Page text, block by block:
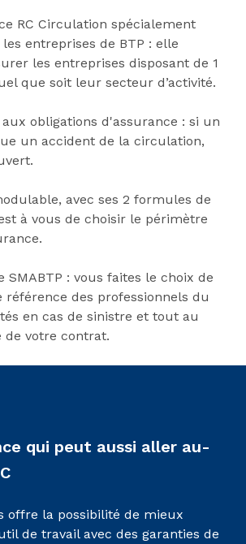
RC Circulation spécialement
entreprises de BTP : elle
les entreprises disposant de 1
que soit leur secteur d’activité.
obligations d'assurance : si un
un accident de la circulation,
avec ses 2 formules de
à vous de choisir le périmètre
SMABTP : vous faites le choix de
référence des professionnels du
en cas de sinistre et tout au
de votre contrat.
qui peut aussi aller au-
offre la possibilité de mieux
de travail avec des garanties de